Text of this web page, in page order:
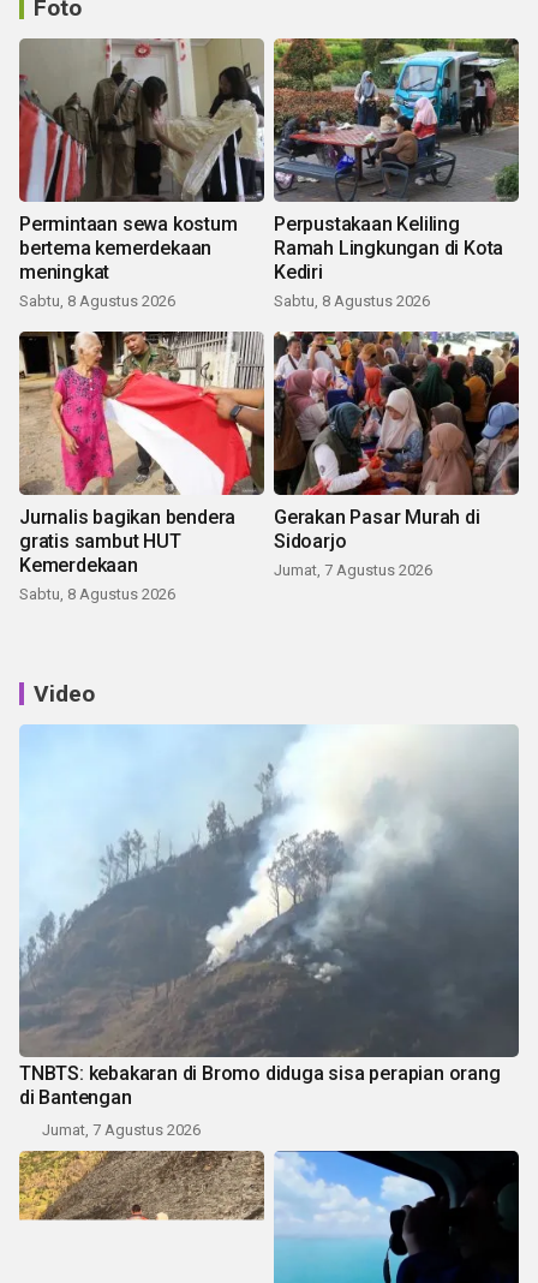
Foto
Permintaan sewa kostum
bertema kemerdekaan
meningkat
Sabtu, 8 Agustus 2026
Perpustakaan Keliling
Ramah Lingkungan di Kota
Kediri
Sabtu, 8 Agustus 2026
Jurnalis bagikan bendera
gratis sambut HUT
Kemerdekaan
Sabtu, 8 Agustus 2026
Gerakan Pasar Murah di
Sidoarjo
Jumat, 7 Agustus 2026
Video
TNBTS: kebakaran di Bromo diduga sisa perapian orang
di Bantengan
Jumat, 7 Agustus 2026